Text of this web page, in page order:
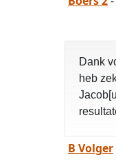
Dank
heb
B Volger